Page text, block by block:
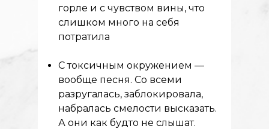
горле и с чувством вины, что
слишком много на себя
потратила
С токсичным окружением —
вообще песня. Со всеми
разругалась, заблокировала,
набралась смелости высказать.
А они как будто не слышат.